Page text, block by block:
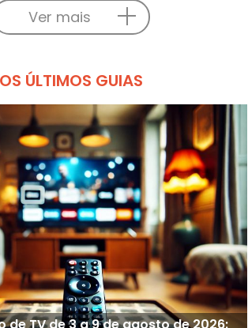
Ver mais
OS ÚLTIMOS GUIAS
de TV de 3 a 9 de agosto de 2026: